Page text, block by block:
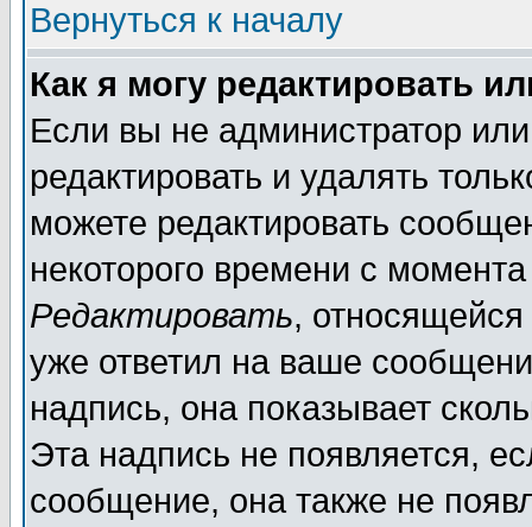
Вернуться к началу
Как я могу редактировать
Если вы не администратор
редактировать и удалять
можете редактировать
некоторого времени с
Редактировать,
уже ответил на ваше
надпись, она показывает
Эта надпись не появляется,
сообщение, она также не